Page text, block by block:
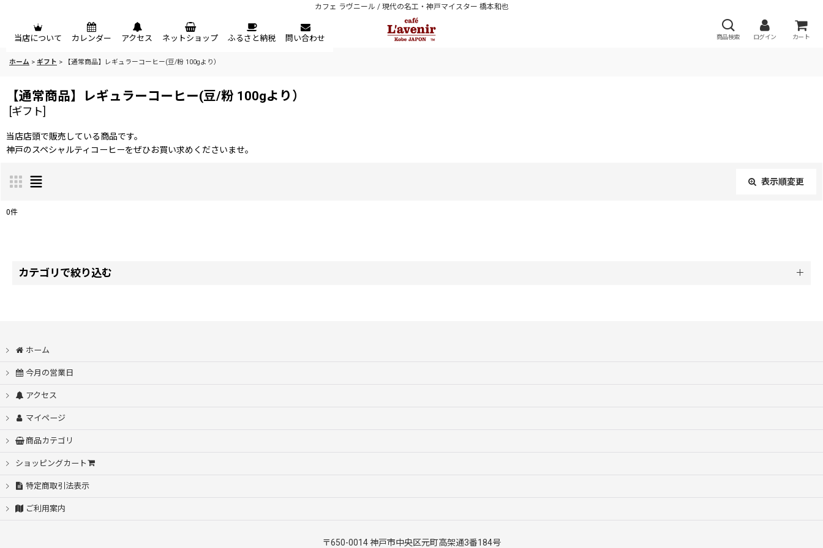
カフェ ラヴニール / 現代の名工・神戸マイスター 橋本和也
メニュー 商品検索 ログイン カート
当店について カレンダー アクセス ネットショップ ふるさと納税 問い合わせ
ホーム > ギフト > 【通常商品】レギュラーコーヒー(豆/粉 100gより）
【通常商品】レギュラーコーヒー(豆/粉 100gより）
ギフト
当店店頭で販売している商品です。
神戸のスペシャルティコーヒーをぜひお買い求めくださいませ。
表示順変更
表示数:
0件
カテゴリで絞り込む
コスタリカ
エチオピア
インドネシア
ホーム
今月の営業日
アクセス
マイページ
商品カテゴリ
ショッピングカート
特定商取引法表示
ご利用案内
〒650-0014 神戸市中央区元町高架通3番184号